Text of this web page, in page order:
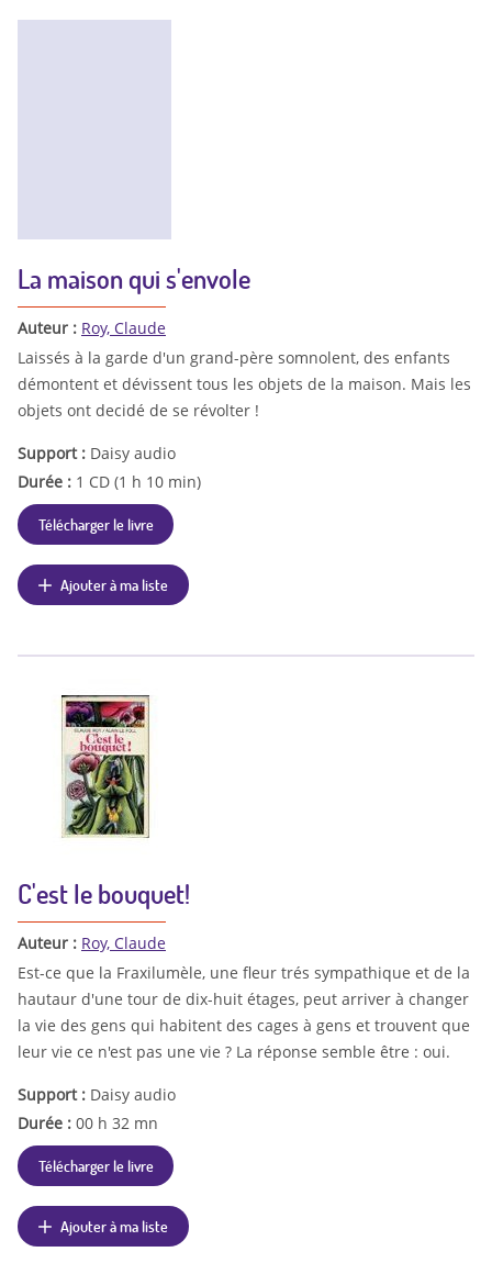
La maison qui s'envole
Auteur : Roy, Claude
Laissés à la garde d'un grand-père somnolent, des enfants
démontent et dévissent tous les objets de la maison. Mais les
objets ont decidé de se révolter !
Support : Daisy audio
Durée : 1 CD (1 h 10 min)
Télécharger le livre
Ajouter à ma liste
C'est le bouquet!
Auteur : Roy, Claude
Est-ce que la Fraxilumèle, une fleur trés sympathique et de la
hautaur d'une tour de dix-huit étages, peut arriver à changer
la vie des gens qui habitent des cages à gens et trouvent que
leur vie ce n'est pas une vie ? La réponse semble être : oui.
Support : Daisy audio
Durée : 00 h 32 mn
Télécharger le livre
Ajouter à ma liste